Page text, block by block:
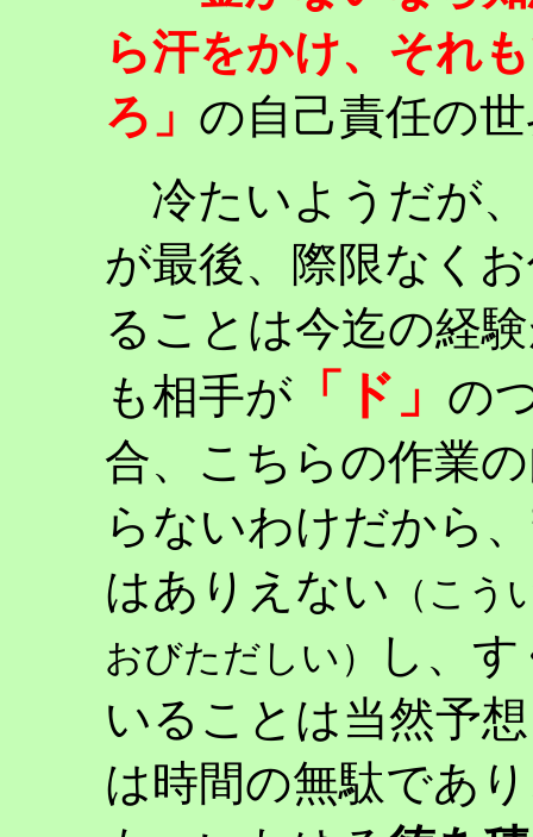
ら汗をかけ、それ
ろ」 の自己責任の
冷たいようだが
が最後、際限なく
ることは今迄の経
も相手が 「ド」 の
合、こちらの作業
らないわけだから
はありえない （こ
おびただしい）
し、
いることは当然予
は時間の無駄であ